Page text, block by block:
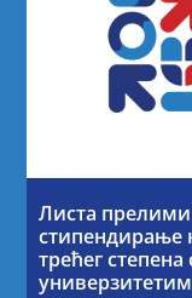
Листа
стипендирање
трећег